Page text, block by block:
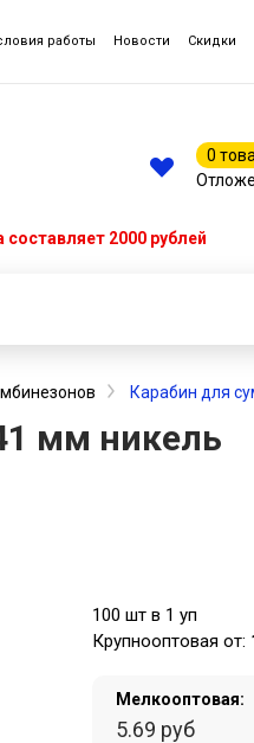
работы Новости Скидки
0
2000 рублей
Карабин для
мм никель
100 шт в 1 уп
Крупнооптовая от:
Мелкооптовая:
5.69 руб